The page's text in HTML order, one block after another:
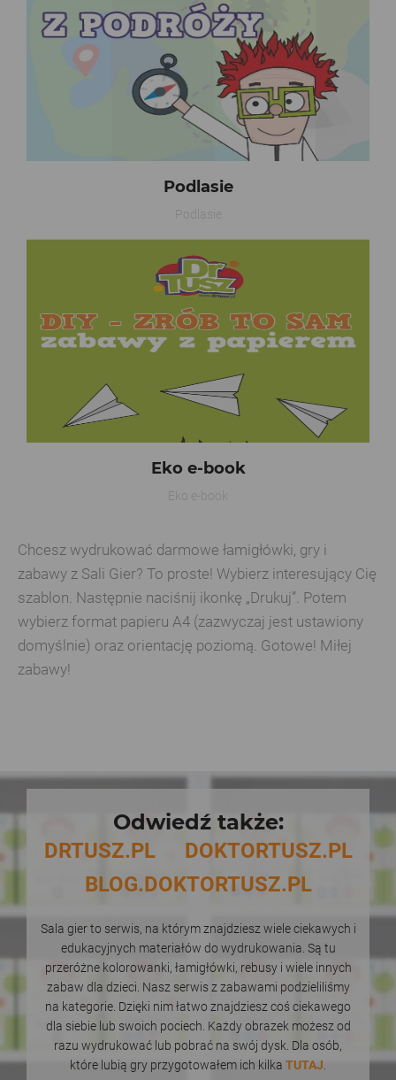
Podlasie
Podlasie
Eko e-book
Eko e-book
Chcesz wydrukować darmowe łamigłówki, gry i
zabawy z Sali Gier? To proste! Wybierz interesujący Cię
szablon. Następnie naciśnij ikonkę „Drukuj”. Potem
wybierz format papieru A4 (zazwyczaj jest ustawiony
domyślnie) oraz orientację poziomą. Gotowe! Miłej
zabawy!
Odwiedź także:
DRTUSZ.PL
DOKTORTUSZ.PL
BLOG.DOKTORTUSZ.PL
Sala gier to serwis, na którym znajdziesz wiele ciekawych i
edukacyjnych materiałów do wydrukowania. Są tu
przeróżne kolorowanki, łamigłówki, rebusy i wiele innych
zabaw dla dzieci. Nasz serwis z zabawami podzieliliśmy
na kategorie. Dzięki nim łatwo znajdziesz coś ciekawego
dla siebie lub swoich pociech. Każdy obrazek możesz od
razu wydrukować lub pobrać na swój dysk. Dla osób,
które lubią gry przygotowałem ich kilka TUTAJ.